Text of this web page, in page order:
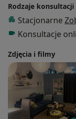
Rodzaje konsultacji
Stacjonarne
Konsultacje
Zdjęcia i filmy